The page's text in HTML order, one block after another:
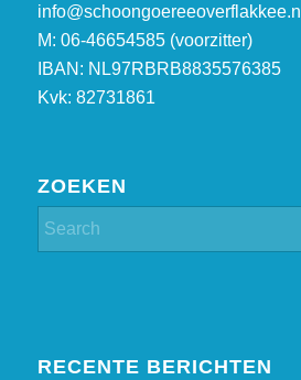
info@schoongoereeoverflakkee.nl
M: 06-46654585 (voorzitter)
IBAN: NL97RBRB8835576385
Kvk: 82731861
ZOEKEN
RECENTE BERICHTEN